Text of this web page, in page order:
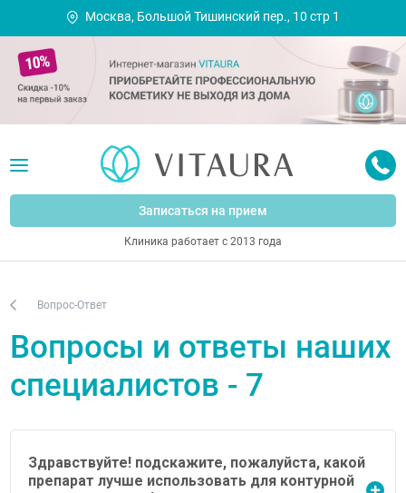
Москва, Большой Тишинский пер., 10 стр 1
Записаться на прием
Клиника работает с 2013 года
Вопрос-Ответ
Вопросы и ответы наших
специалистов - 7
Здравствуйте! подскажите, пожалуйста, какой
препарат лучше использовать для контурной